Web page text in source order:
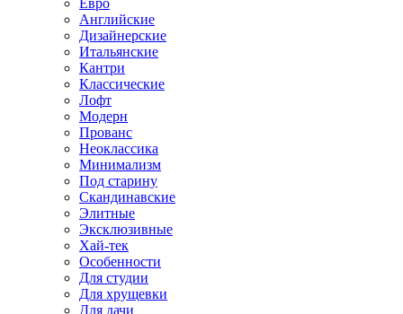
Евро
Английские
Дизайнерские
Итальянские
Кантри
Классические
Лофт
Модерн
Прованс
Неоклассика
Минимализм
Под старину
Скандинавские
Элитные
Эксклюзивные
Хай-тек
Особенности
Для студии
Для хрущевки
Для дачи